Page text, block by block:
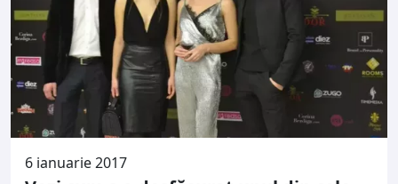
6 ianuarie 2017